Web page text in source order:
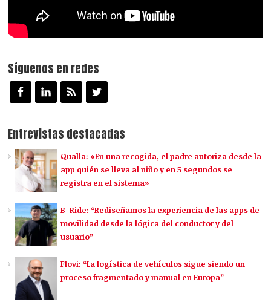
Síguenos en redes
Entrevistas destacadas
Qualla: «En una recogida, el padre autoriza desde la
app quién se lleva al niño y en 5 segundos se
registra en el sistema»
B-Ride: “Rediseñamos la experiencia de las apps de
movilidad desde la lógica del conductor y del
usuario”
Flovi: “La logística de vehículos sigue siendo un
proceso fragmentado y manual en Europa”